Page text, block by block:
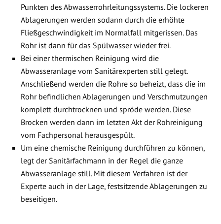
Punkten des Abwasserrohrleitungssystems. Die lockeren
Ablagerungen werden sodann durch die erhöhte
Fließgeschwindigkeit im Normalfall mitgerissen. Das
Rohr ist dann für das Spülwasser wieder frei.
Bei einer thermischen Reinigung wird die
Abwasseranlage vom Sanitärexperten still gelegt.
Anschließend werden die Rohre so beheizt, dass die im
Rohr befindlichen Ablagerungen und Verschmutzungen
komplett durchtrocknen und spröde werden. Diese
Brocken werden dann im letzten Akt der Rohreinigung
vom Fachpersonal herausgespült.
Um eine chemische Reinigung durchführen zu können,
legt der Sanitärfachmann in der Regel die ganze
Abwasseranlage still. Mit diesem Verfahren ist der
Experte auch in der Lage, festsitzende Ablagerungen zu
beseitigen.